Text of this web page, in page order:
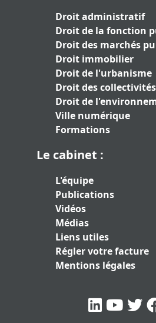
Droit administratif
Droit de la fonction
Droit des marchés
Droit immobilier
Droit de l'urbanisme
Droit des
Droit de
Ville numérique
Formations
Le cabinet :
L'équipe
Publications
Vidéos
Médias
Liens utiles
Régler votre facture
Mentions légales